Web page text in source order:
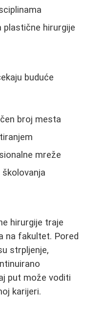
plastične hirurgije
buduće
broj mesta
mreže
hirurgije traje
na fakultet. Pored
strpljenje,
put može voditi
karijeri.